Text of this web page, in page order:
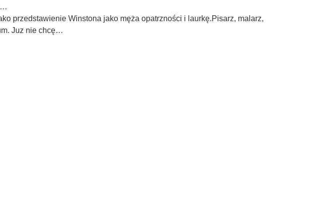
przedstawienie Winstona jako męża opatrzności i laurkę.Pisarz, malarz,
Juz nie chcę…